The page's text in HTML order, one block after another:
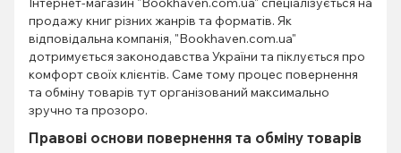
продажу книг різних жанрів та форматів. Як
відповідальна компанія, "Bookhaven.com.ua"
дотримується законодавства України та піклується про
комфорт своїх клієнтів. Саме тому процес повернення
та обміну товарів тут організований максимально
зручно та прозоро.
Правові основи повернення та обміну товарів